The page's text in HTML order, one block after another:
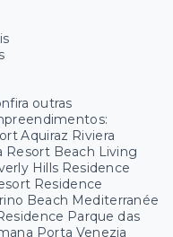
outras
Aquiraz Riviera
Resort Beach Living
Hills Residence
Residence
Beach Mediterranée
Parque das
Porta Venezia